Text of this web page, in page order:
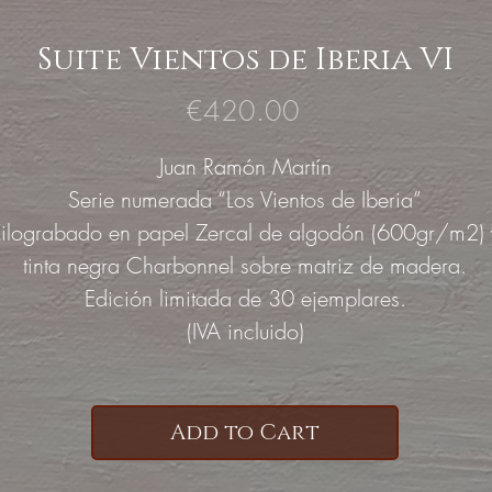
Suite Vientos de Iberia VI
€420.00Price
Juan Ramón Martín
Serie numerada “Los Vientos de Iberia”
en papel Zercal de algodón (600gr/m2)
tinta negra Charbonnel sobre matriz de madera.
Edición limitada de 30 ejemplares.
(IVA incluido)
Add to Cart